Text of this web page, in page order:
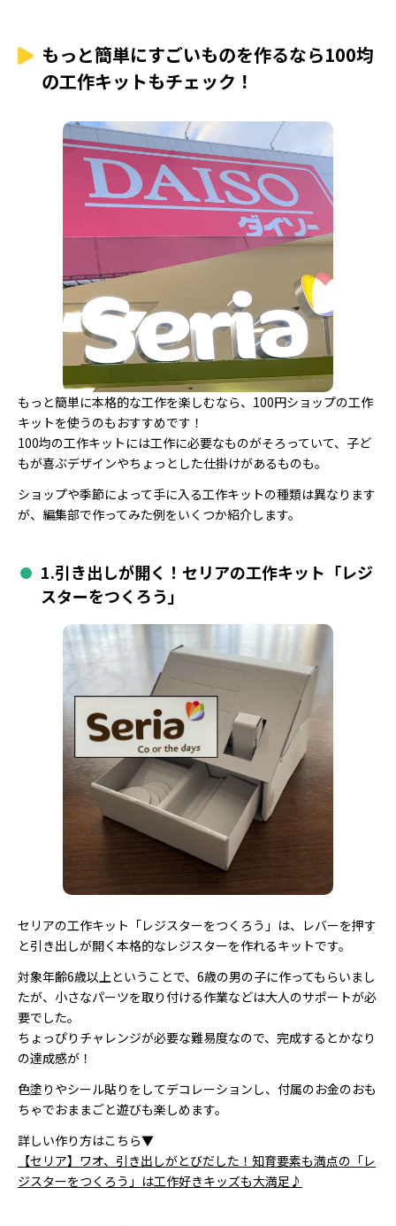
もっと簡単にすごいものを作るなら100均
の工作キットもチェック！
もっと簡単に本格的な工作を楽しむなら、100円ショップの工作
キットを使うのもおすすめです！
100均の工作キットには工作に必要なものがそろっていて、子ど
もが喜ぶデザインやちょっとした仕掛けがあるものも。
ショップや季節によって手に入る工作キットの種類は異なります
が、編集部で作ってみた例をいくつか紹介します。
1.引き出しが開く！セリアの工作キット「レジ
スターをつくろう」
セリアの工作キット「レジスターをつくろう」は、レバーを押す
と引き出しが開く本格的なレジスターを作れるキットです。
対象年齢6歳以上ということで、6歳の男の子に作ってもらいまし
たが、小さなパーツを取り付ける作業などは大人のサポートが必
要でした。
ちょっぴりチャレンジが必要な難易度なので、完成するとかなり
の達成感が！
色塗りやシール貼りをしてデコレーションし、付属のお金のおも
ちゃでおままごと遊びも楽しめます。
詳しい作り方はこちら▼
【セリア】ワオ、引き出しがとびだした！知育要素も満点の「レ
ジスターをつくろう」は工作好きキッズも大満足♪